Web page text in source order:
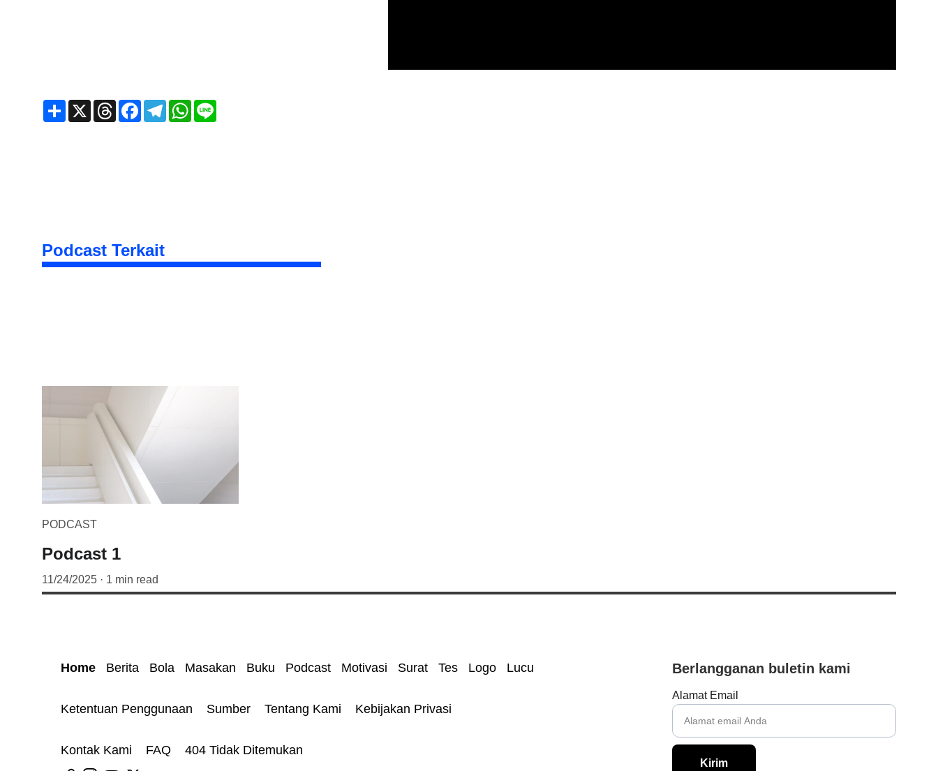
Podcast Terkait
PODCAST
Podcast 1
11/24/2025 1 min read
Berlangganan buletin kami
Alamat Email
Kirim
Home Berita Bola Masakan Buku Podcast Motivasi Surat Tes Logo Lucu
Ketentuan Penggunaan Sumber Tentang Kami Kebijakan Privasi
Kontak Kami FAQ 404 Tidak Ditemukan